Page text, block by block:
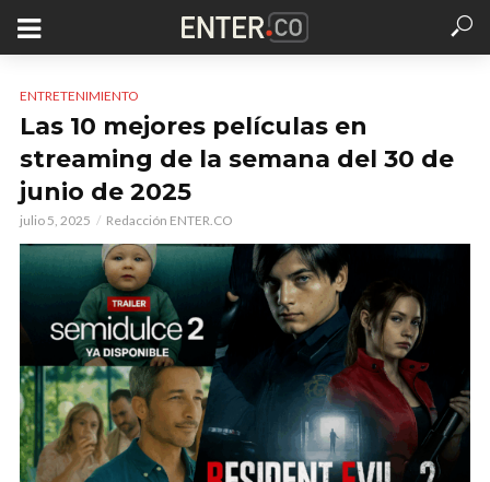
ENTRETENIMIENTO
Las 10 mejores películas en
streaming de la semana del 30 de
junio de 2025
julio 5, 2025 Redacción ENTER.CO